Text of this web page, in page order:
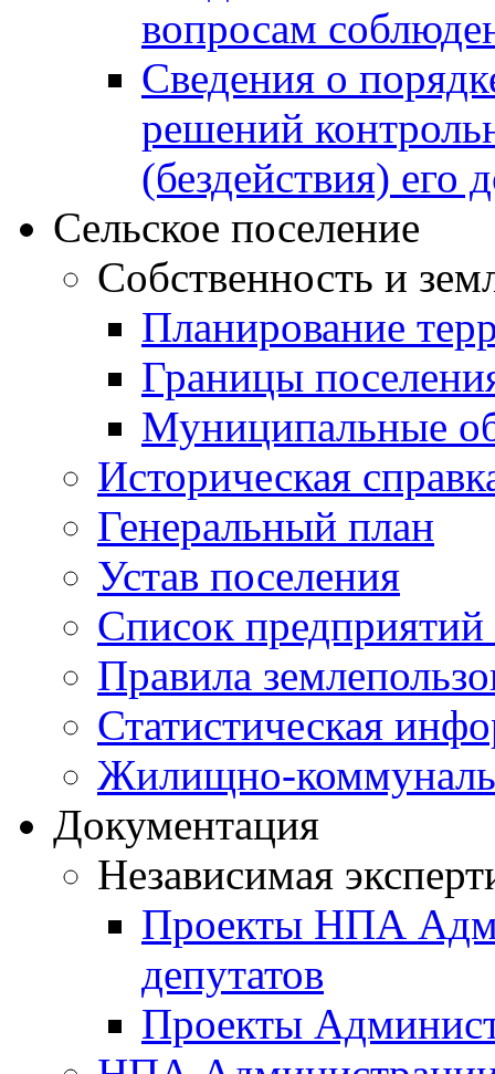
вопросам
Сведения о
решений
(бездействия) его
Сельское поселение
Собственность и
Планирование
Границы
Муниципальные
Историческая
Генеральный план
Устав поселения
Список предприятий
Правила
Статистическая
Жилищно-
Документация
Независимая
Проекты НПА
депутатов
Проекты